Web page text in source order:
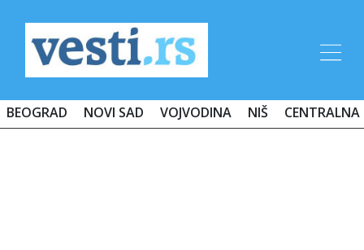
BEOGRAD NOVI SAD VOJVODINA NIŠ CENTRALNA